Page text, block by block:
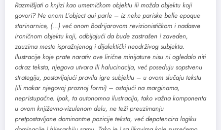
Razmišljati o knjizi kao umetničkom objektu ili možda objektu koji
govori? Ne onom L’object qui parle – iz neke pariske belle epoque
starinarnice, (…) već onom Bodrijarovom revizionističkom i nadasve
ironičnom objektu koji, odbijajući da bude zastrašen i zaveden,
zauzima mesto ispražnjenog i dijalektički neodrživog subjekta.
Ilustracije koje prate narativ ove lirične minijature nisu ni ogledalo niti
odraz teksta, njegova utvara ili halucinacija, već poseduju sopstvenu
strategiju, postavljajući pravila igre subjektu – u ovom slučaju tekstu
(ili makar njegovoj proznoj formi) – ostajući na marginama,
nepristupačne. Ipak, ta autonomna ilustracija, tako važna komponenta
u ovom književno-vizulenom delu, ne teži preuzimanju
pretpostavljane dominantne pozicije teksta, već depotencira logiku